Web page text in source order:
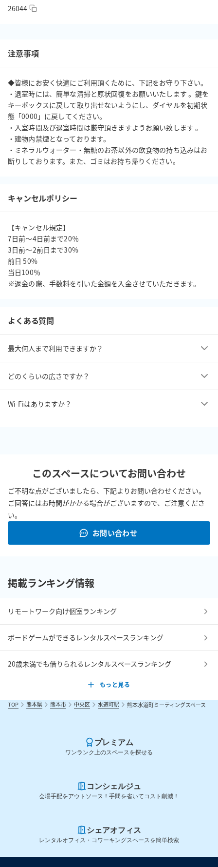
の充電もできますよ☆
ント利用など、レイアウトさえ戻していただければ、様々な用途
にお使いいただけます。
■Wi-Fi 無料（光回線）
■姿見（全身鏡(幅36cm✕高150cm)）設置
■ボードゲーム：「カタン」（6人まで拡張あり）・「ドメモ」・
「クアルト（ミニ）」
作業用モニター：一般的な21.5型のサイズです
HDMIケーブル（Mini DisplayPort可）・VGAケーブル
Type-Cケーブル ・Micro USB ケーブル）
エアコン１機
会議用テーブル7台
オフィスチェア18脚
補助イス6脚
傘立て（～12本）
スマホ対応リングライト
ストレートヘアアイロン
■お部屋について
ません。
すゴミオプションを
許可する場合があります。
トイレ（毎日清掃・女性用トイレは3階となります）
26044
注意事項
◆皆様にお安く快適にご利用頂くために、下記をお守り下さい。
・退室時には、簡単な清掃と原状回復をお願いいたします 。鍵を
キーボックスに戻して取り出せないようにし、ダイヤルを初期状
態「0000」に戻してください。
・入室時間及び退室時間は厳守頂きますようお願い致します 。
・建物内禁煙となっております。
・ミネラルウォーター・無糖のお茶以外の飲食物の持ち込みはお
断りしております。また、ゴミはお持ち帰りください。
キャンセルポリシー
【キャンセル規定】
7日前〜4日前まで20％
3日前〜2前日まで30%
前日 50%
当日100％
※返金の際、手数料を引いた金額を入金させていただきます。
よくある質問
最大何人まで利用できますか？
どのくらいの広さですか？
Wi-Fiはありますか？
このスペースについてお問い合わせ
ご不明な点がございましたら、下記よりお問い合わせください。
ご回答にはお時間がかかる場合がございますので、ご注意くださ
い。
お問い合わせ
掲載ランキング情報
リモートワーク向け個室ランキング
ボードゲームができるレンタルスペースランキング
20歳未満でも借りられるレンタルスペースランキング
もっと見る
TOP 熊本県 熊本市 中央区 水道町駅 熊本水道町ミーティングスペース
プレミアム
ワンランク上のスペースを探せる
コンシェルジュ
会場手配をアウトソース！手間を省いてコスト削減！
シェアオフィス
レンタルオフィス・コワーキングスペースを簡単検索